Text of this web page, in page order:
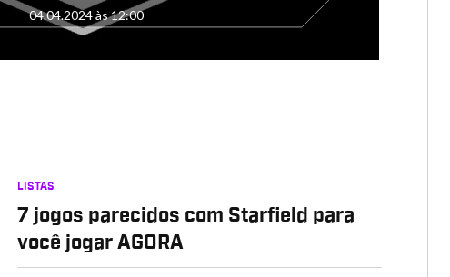
04.04.2024 às 12:00
LISTAS
7 jogos parecidos com Starfield para
você jogar AGORA